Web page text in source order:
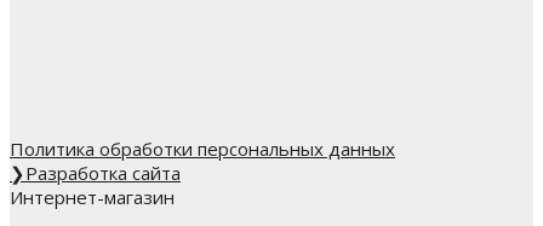
Политика обработки персональных данных
❯Разработка сайта
Интернет-магазин